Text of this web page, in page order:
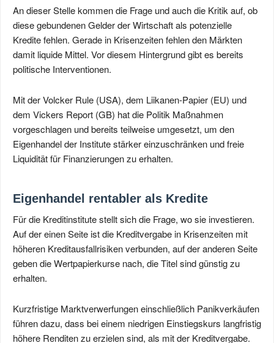
An dieser Stelle kommen die Frage und auch die Kritik auf, ob
diese gebundenen Gelder der Wirtschaft als potenzielle
Kredite fehlen. Gerade in Krisenzeiten fehlen den Märkten
damit liquide Mittel. Vor diesem Hintergrund gibt es bereits
politische Interventionen.
Mit der Volcker Rule (USA), dem Liikanen-Papier (EU) und
dem Vickers Report (GB) hat die Politik Maßnahmen
vorgeschlagen und bereits teilweise umgesetzt, um den
Eigenhandel der Institute stärker einzuschränken und freie
Liquidität für Finanzierungen zu erhalten.
Eigenhandel rentabler als Kredite
Für die Kreditinstitute stellt sich die Frage, wo sie investieren.
Auf der einen Seite ist die Kreditvergabe in Krisenzeiten mit
höheren Kreditausfallrisiken verbunden, auf der anderen Seite
geben die Wertpapierkurse nach, die Titel sind günstig zu
erhalten.
Kurzfristige Marktverwerfungen einschließlich Panikverkäufen
führen dazu, dass bei einem niedrigen Einstiegskurs langfristig
höhere Renditen zu erzielen sind, als mit der Kreditvergabe.